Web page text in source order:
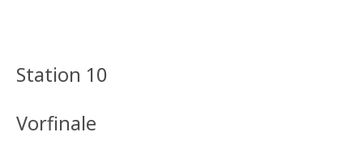
Station 10
Vorfinale